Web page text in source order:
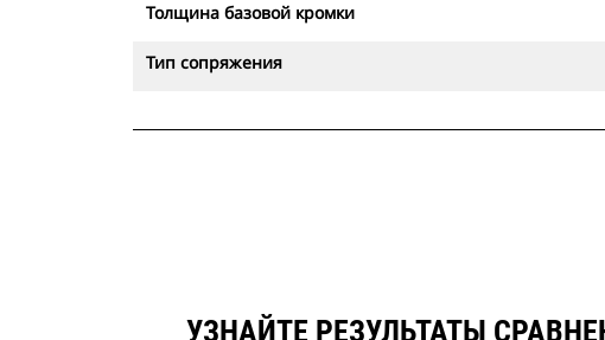
Толщина базовой кромки
Тип сопряжения
УЗНАЙТЕ РЕЗУЛЬТАТЫ